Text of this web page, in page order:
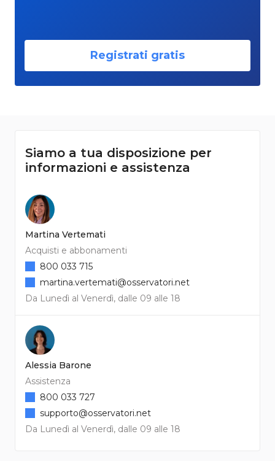
Registrati gratis
Siamo a tua disposizione per
informazioni e assistenza
Martina Vertemati
Acquisti e abbonamenti
Da Lunedì al Venerdì, dalle 09 alle 18
800 033 715
martina.vertemati@osservatori.net
Alessia Barone
Assistenza
Da Lunedì al Venerdì, dalle 09 alle 18
800 033 727
supporto@osservatori.net